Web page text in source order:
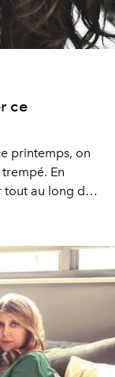
ce
printemps, on
En
tout au long de